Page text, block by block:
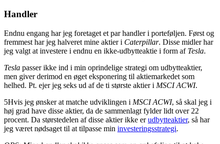
Handler
Endnu engang har jeg foretaget et par handler i porteføljen. Først og
fremmest har jeg halveret mine aktier i Caterpillar. Disse midler har
jeg valgt at investere i endnu en ikke-udbytteaktie i form af Tesla.
Tesla passer ikke ind i min oprindelige strategi om udbytteaktier,
men giver derimod en øget eksponering til aktiemarkedet som
helhed. Pt. ejer jeg seks ud af de ti største aktier i MSCI ACWI.
5Hvis jeg ønsker at matche udviklingen i MSCI ACWI, så skal jeg i
høj grad have disse aktier, da de sammenlagt fylder lidt over 22
procent. Da størstedelen af disse aktier ikke erudbytteaktier, så har
jeg været nødsaget til at tilpasse min investeringsstrategi.